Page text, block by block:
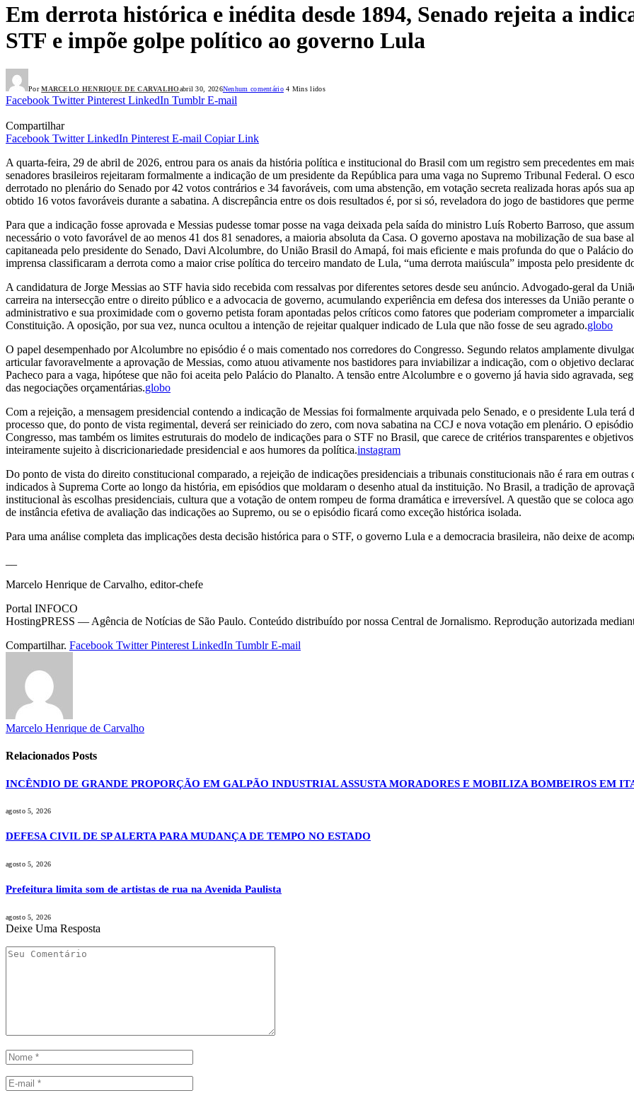
Em derrota histórica e inédita desde 1894, Senado rejeita a
STF e impõe golpe político ao governo Lula
Por MARCELO HENRIQUE DE CARVALHOabril 30, 2026Nenhum comentário4 Mins lidos
Facebook Twitter Pinterest LinkedIn Tumblr E-mail
Compartilhar
Facebook Twitter LinkedIn Pinterest E-mail Copiar Link
A quarta-feira, 29 de abril de 2026, entrou para os anais da história política e institucional do Brasil com um registro sem precedentes em
senadores brasileiros rejeitaram formalmente a indicação de um presidente da República para uma vaga no Supremo Tribunal Federal. O
derrotado no plenário do Senado por 42 votos contrários e 34 favoráveis, com uma abstenção, em votação secreta realizada horas após sua
obtido 16 votos favoráveis durante a sabatina. A discrepância entre os dois resultados é, por si só, reveladora do jogo de bastidores que
Para que a indicação fosse aprovada e Messias pudesse tomar posse na vaga deixada pela saída do ministro Luís Roberto Barroso, que
necessário o voto favorável de ao menos 41 dos 81 senadores, a maioria absoluta da Casa. O governo apostava na mobilização de sua base
capitaneada pelo presidente do Senado, Davi Alcolumbre, do União Brasil do Amapá, foi mais eficiente e mais profunda do que o Palácio
imprensa classificaram a derrota como a maior crise política do terceiro mandato de Lula, “uma derrota maiúscula” imposta pelo presidente
A candidatura de Jorge Messias ao STF havia sido recebida com ressalvas por diferentes setores desde seu anúncio. Advogado-geral da
carreira na intersecção entre o direito público e a advocacia de governo, acumulando experiência em defesa dos interesses da União
administrativo e sua proximidade com o governo petista foram apontadas pelos críticos como fatores que poderiam comprometer a
Constituição. A oposição, por sua vez, nunca ocultou a intenção de rejeitar qualquer indicado de Lula que não fosse de seu agrado.globo
O papel desempenhado por Alcolumbre no episódio é o mais comentado nos corredores do Congresso. Segundo relatos amplamente
articular favoravelmente a aprovação de Messias, como atuou ativamente nos bastidores para inviabilizar a indicação, com o objetivo
Pacheco para a vaga, hipótese que não foi aceita pelo Palácio do Planalto. A tensão entre Alcolumbre e o governo já havia sido agravada,
das negociações orçamentárias.globo
Com a rejeição, a mensagem presidencial contendo a indicação de Messias foi formalmente arquivada pelo Senado, e o presidente Lula
processo que, do ponto de vista regimental, deverá ser reiniciado do zero, com nova sabatina na CCJ e nova votação em plenário. O
Congresso, mas também os limites estruturais do modelo de indicações para o STF no Brasil, que carece de critérios transparentes e
inteiramente sujeito à discricionariedade presidencial e aos humores da política.instagram
Do ponto de vista do direito constitucional comparado, a rejeição de indicações presidenciais a tribunais constitucionais não é rara em
indicados à Suprema Corte ao longo da história, em episódios que moldaram o desenho atual da instituição. No Brasil, a tradição de
institucional às escolhas presidenciais, cultura que a votação de ontem rompeu de forma dramática e irreversível. A questão que se coloca
de instância efetiva de avaliação das indicações ao Supremo, ou se o episódio ficará como exceção histórica isolada.
Para uma análise completa das implicações desta decisão histórica para o STF, o governo Lula e a democracia brasileira, não deixe de
Marcelo Henrique de Carvalho, editor-chefe
Portal INFOCO
HostingPRESS — Agência de Notícias de São Paulo. Conteúdo distribuído por nossa Central de Jornalismo. Reprodução autorizada
Compartilhar. Facebook Twitter Pinterest LinkedIn Tumblr E-mail
Marcelo Henrique de Carvalho
Relacionados Posts
INCÊNDIO DE GRANDE PROPORÇÃO EM GALPÃO INDUSTRIAL ASSUSTA MORADORES E MOBILIZA BOMBEIROS EM
agosto 5, 2026
DEFESA CIVIL DE SP ALERTA PARA MUDANÇA DE TEMPO NO ESTADO
agosto 5, 2026
Prefeitura limita som de artistas de rua na Avenida Paulista
agosto 5, 2026
Deixe Uma Resposta